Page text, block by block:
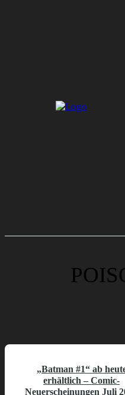
„Batman #1“ ab
erhältlich – Comic-
Neuerscheinungen Juli